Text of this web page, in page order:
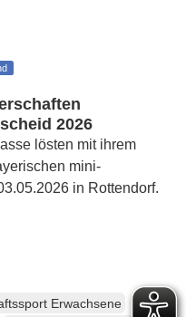
2026
lösten mit ihrem
mini-
in Rottendorf.
Erwachsene